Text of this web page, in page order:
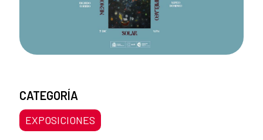
CATEGORÍA
EXPOSICIONES